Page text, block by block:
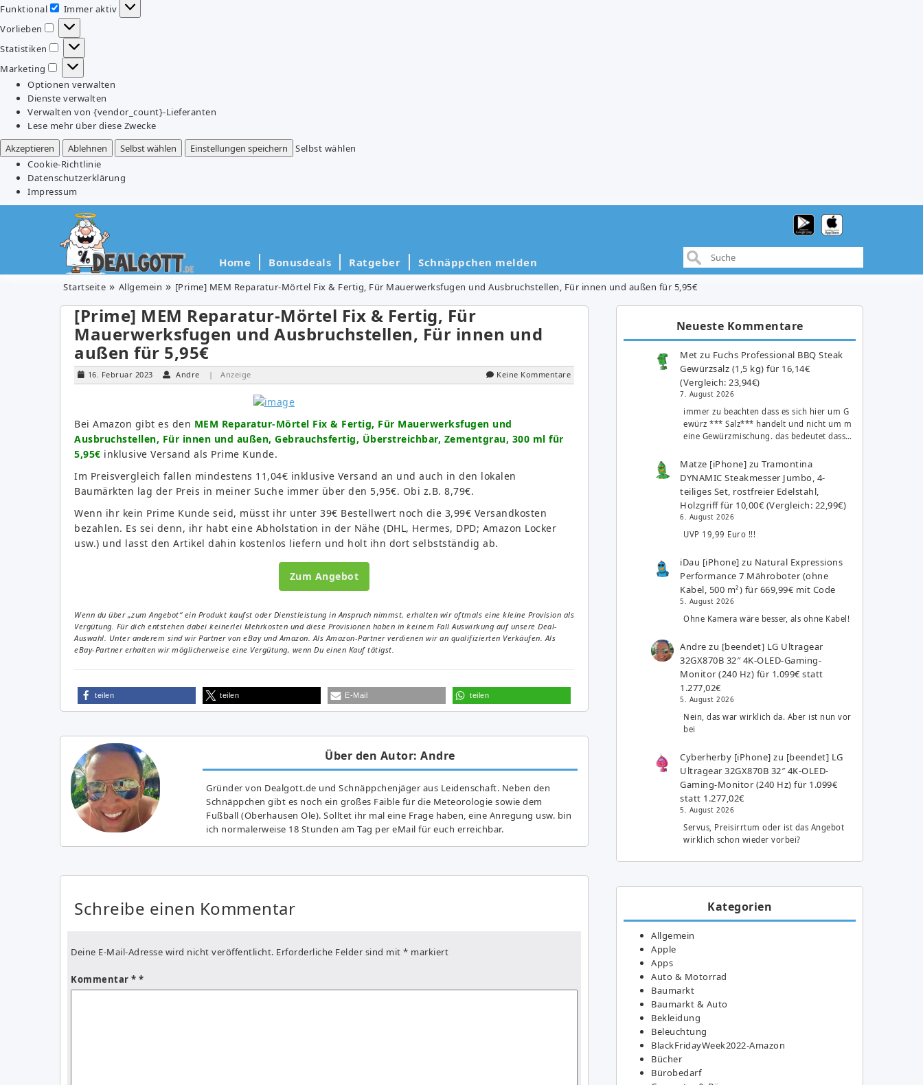
Funktional
Funktional
Immer aktiv
Vorlieben
Vorlieben
Statistiken
Statistiken
Marketing
Marketing
Optionen verwalten
Dienste verwalten
Verwalten von {vendor_count}-Lieferanten
Lese mehr über diese Zwecke
Akzeptieren
Ablehnen Selbst wählen Einstellungen speichern
Selbst wählen
Cookie-Richtlinie
Datenschutzerklärung
Impressum
Home Bonusdeals Ratgeber Schnäppchen melden
Startseite Allgemein [Prime] MEM Reparatur-Mörtel Fix & Fertig, Für Mauerwerksfugen und Ausbruchstellen, Für innen und außen für 5,95€
[Prime] MEM Reparatur-Mörtel Fix & Fertig, Für
Mauerwerksfugen und Ausbruchstellen, Für innen und
außen für 5,95€
16. Februar 2023 Andre | Anzeige Keine Kommentare
Bei Amazon gibt es den MEM Reparatur-Mörtel Fix & Fertig, Für Mauerwerksfugen und
Ausbruchstellen, Für innen und außen, Gebrauchsfertig, Überstreichbar, Zementgrau, 300 ml für
5,95€ inklusive Versand als Prime Kunde.
Im Preisvergleich fallen mindestens 11,04€ inklusive Versand an und auch in den lokalen
Baumärkten lag der Preis in meiner Suche immer über den 5,95€. Obi z.B. 8,79€.
Wenn ihr kein Prime Kunde seid, müsst ihr unter 39€ Bestellwert noch die 3,99€ Versandkosten
bezahlen. Es sei denn, ihr habt eine Abholstation in der Nähe (DHL, Hermes, DPD; Amazon Locker
usw.) und lasst den Artikel dahin kostenlos liefern und holt ihn dort selbstständig ab.
Zum Angebot
Wenn du über „zum Angebot“ ein Produkt kaufst oder Dienstleistung in Anspruch nimmst, erhalten wir oftmals eine kleine Provision als
Vergütung. Für dich entstehen dabei keinerlei Mehrkosten und diese Provisionen haben in keinem Fall Auswirkung auf unsere Deal-
Auswahl. Unter anderem sind wir Partner von eBay und Amazon. Als Amazon-Partner verdienen wir an qualifizierten Verkäufen. Als
eBay-Partner erhalten wir möglicherweise eine Vergütung, wenn Du einen Kauf tätigst.
teilen teilen E-Mail teilen
Über den Autor: Andre
Gründer von Dealgott.de und Schnäppchenjäger aus Leidenschaft. Neben den
Schnäppchen gibt es noch ein großes Fai­ble für die Meteorologie sowie dem
Fußball (Oberhausen Ole). Solltet ihr mal eine Frage haben, eine Anregung usw. bin
ich normalerweise 18 Stunden am Tag per eMail für euch erreichbar.
Schreibe einen Kommentar
Deine E-Mail-Adresse wird nicht veröffentlicht. Erforderliche Felder sind mit * markiert
Kommentar *
Neueste Kommentare
Met zu Fuchs Professional BBQ Steak
Gewürzsalz (1,5 kg) für 16,14€
(Vergleich: 23,94€)
7. August 2026
immer zu beachten dass es sich hier um G
ewürz *** Salz*** handelt und nicht um m
eine Gewürzmischung. das bedeutet dass…
Matze [iPhone] zuTramontina
DYNAMIC Steakmesser Jumbo, 4-
teiliges Set, rostfreier Edelstahl,
Holzgriff für 10,00€ (Vergleich: 22,99€)
6. August 2026
UVP 19,99 Euro !!!
iDau [iPhone] zu Natural Expressions
Performance 7 Mähroboter (ohne
Kabel, 500 m²) für 669,99€ mit Code
5. August 2026
Ohne Kamera wäre besser, als ohne Kabel!
Andre zu [beendet] LG Ultragear
32GX870B 32″ 4K-OLED-Gaming-
Monitor (240 Hz) für 1.099€ statt
1.277,02€
5. August 2026
Nein, das war wirklich da. Aber ist nun vor
bei
Cyberherby [iPhone] zu [beendet] LG
Ultragear 32GX870B 32″ 4K-OLED-
Gaming-Monitor (240 Hz) für 1.099€
statt 1.277,02€
5. August 2026
Servus, Preisirrtum oder ist das Angebot
wirklich schon wieder vorbei?
Kategorien
Allgemein
Apple
Apps
Auto & Motorrad
Baumarkt
Baumarkt & Auto
Bekleidung
Beleuchtung
BlackFridayWeek2022-Amazon
Bücher
Bürobedarf